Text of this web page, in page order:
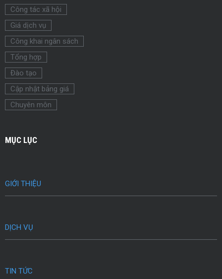
Công tác xã hội
Giá dịch vụ
Công khai ngân sách
Tổng hợp
Đào tạo
Cập nhật bảng giá
Chuyên môn
MỤC LỤC
GIỚI THIỆU
DỊCH VỤ
TIN TỨC